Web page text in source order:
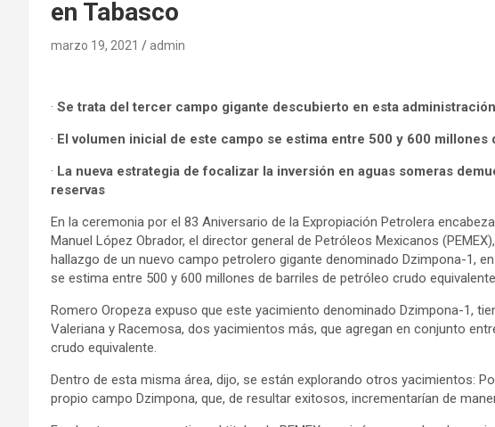
en Tabasco
marzo 19, 2021 admin
· Se trata del tercer campo gigante descubierto en esta administración
· El volumen inicial de este campo se estima entre 500 y 600
· La nueva estrategia de focalizar la inversión en aguas someras
reservas
En la ceremonia por el 83 Aniversario de la Expropiación Petrolera
Manuel López Obrador, el director general de Petróleos Mexicanos
hallazgo de un nuevo campo petrolero gigante denominado Dzimpona-1,
se estima entre 500 y 600 millones de barriles de petróleo crudo
Romero Oropeza expuso que este yacimiento denominado Dzimpona-1,
Valeriana y Racemosa, dos yacimientos más, que agregan en conjunto
crudo equivalente.
Dentro de esta misma área, dijo, se están explorando otros yacimientos:
propio campo Dzimpona, que, de resultar exitosos, incrementarían de